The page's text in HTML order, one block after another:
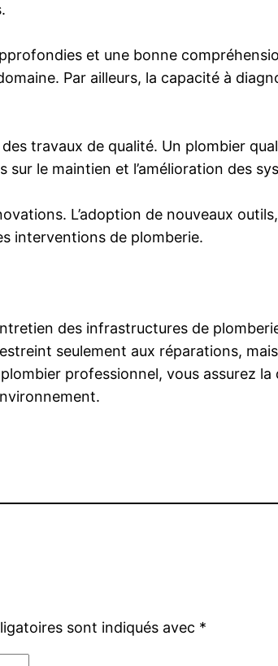
et une bonne
Par ailleurs, la capacité à
travaux de qualité. Un plombier
le maintien et l’amélioration des
L’adoption de nouveaux
interventions de plomberie.
des infrastructures de
seulement aux réparations,
professionnel, vous assurez
sont indiqués avec *